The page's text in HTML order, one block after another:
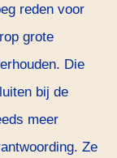
reden voor
grote
Die
bij de
meer
Ze